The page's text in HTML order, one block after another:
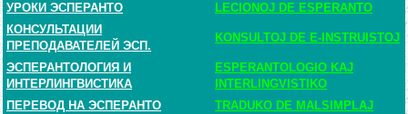
УРОКИ ЭСПЕРАНТО
LECIONOJ DE ESPERANTO
КОНСУЛЬТАЦИИ
ПРЕПОДАВАТЕЛЕЙ ЭСП.
KONSULTOJ DE E-INSTRUISTOJ
ЭСПЕРАНТОЛОГИЯ И
ИНТЕРЛИНГВИСТИКА
ESPERANTOLOGIO KAJ
INTERLINGVISTIKO
ПЕРЕВОД НА ЭСПЕРАНТО
TRADUKO DE MALSIMPLAJ